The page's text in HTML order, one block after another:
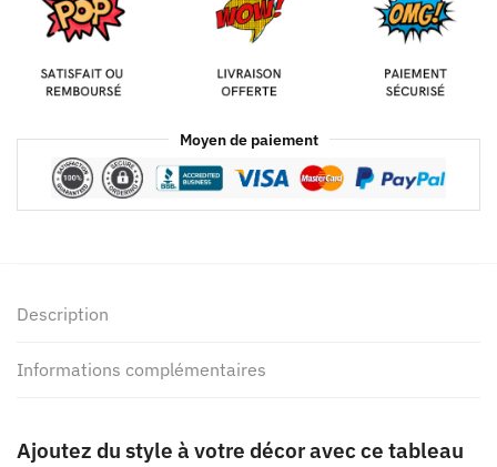
Moyen de paiement
Description
Informations complémentaires
Ajoutez du style à votre décor avec ce tableau